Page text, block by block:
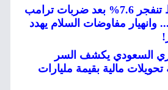
عاجل: أسعار النفط تنفجر 7.6% بعد ضربات ترامب
وانهيار مفاوضات السلام يهدد
السعودي يكشف السر
مالية بقيمة مليارات